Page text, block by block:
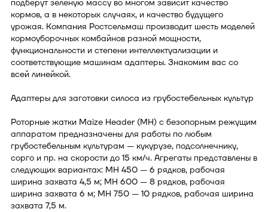
подберут зеленую массу во многом зависит качество
кормов, а в некоторых случаях, и качество будущего
урожая. Компания Ростсельмаш производит шесть моделей
кормоуборочных комбайнов разной мощности,
функциональности и степени интеллектуализации и
соответствующие машинам адаптеры. Знакомим вас со
всей линейкой.
Адаптеры для заготовки силоса из грубостебельных культур
Роторные жатки Maize Header (MH) с безопорным режущим
аппаратом предназначены для работы по любым
грубостебельным культурам — кукурузе, подсолнечнику,
сорго и пр. на скорости до 15 км/ч. Агрегаты представлены в
следующих вариантах: MH 450 — 6 рядков, рабочая
ширина захвата 4,5 м; MH 600 — 8 рядков, рабочая
ширина захвата 6 м; MH 750 — 10 рядков, рабочая ширина
захвата 7,5 м.